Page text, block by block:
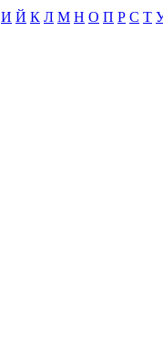
И Й К Л М Н О П Р С Т